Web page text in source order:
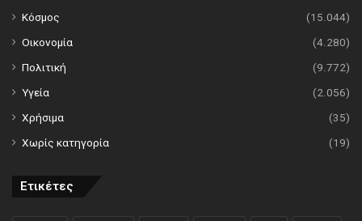
Κόσμος
(15.044)
Οικονομία
(4.280)
Πολιτική
(9.772)
Υγεία
(2.056)
Χρήσιμα
(35)
Χωρίς κατηγορία
(19)
Ετικέτες